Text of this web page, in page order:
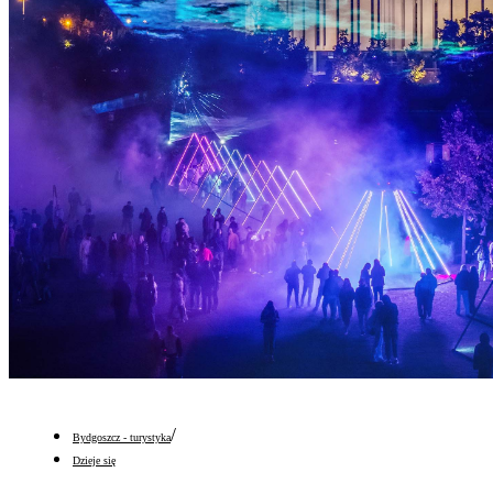
Bydgoszcz - turystyka/
Dzieje się